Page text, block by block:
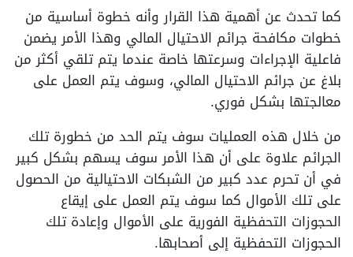
كما تحدث عن أهمية هذا القرار وأنه خطوة أساسية من
خطوات مكافحة جرائم الاحتيال المالي وهذا الأمر يضمن
فاعلية الإجراءات وسرعتها خاصة عندما يتم تلقي أكثر من
بلاغ عن جرائم الاحتيال المالي، وسوف يتم العمل على
معالجتها بشكل فوري.
من خلال هذه العمليات سوف يتم الحد من خطورة تلك
الجرائم علاوة على أن هذا الأمر سوف يسهم بشكل كبير
في أن تحرم عدد كبير من الشبكات الاحتيالية من الحصول
على تلك الأموال كما سوف يتم العمل على إيقاع
الحجوزات التحفظية الفورية على الأموال وإعادة تلك
الحجوزات التحفظية إلى أصحابها.